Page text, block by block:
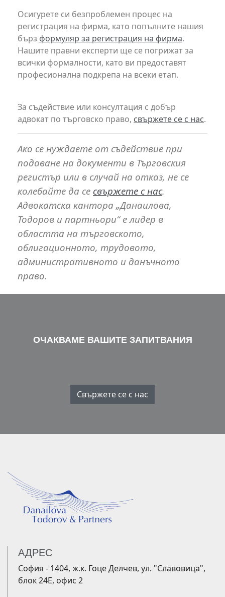
Осигурете си безпроблемен процес на
регистрация на фирма, като попълните нашия
бърз формуляр за регистрация на фирма.
Нашите правни експерти ще се погрижат за
всички формалности, като ви предоставят
професионална подкрепа на всеки етап.
За съдействие или консултация с добър
адвокат по търговско право, свържете се с нас.
Ако се нуждаете от съдействие при
подаване на документи в Търговския
регистър или в случай на отказ, не се
колебайте да се свържете с нас.
Адвокатска кантора „Данаилова,
Тодоров и партньори“ е лидер в
областта на търговското,
облигационното, трудовото,
административното и данъчното
право.
ОЧАКВАМЕ ВАШИТЕ ЗАПИТВАНИЯ
Свържете се с нас
АДРЕС
София - 1404, ж.к. Гоце Делчев, ул. "Славовица",
блок 24Е, офис 2